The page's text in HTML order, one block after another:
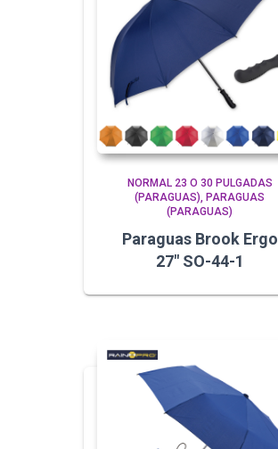
NORMAL 23 O 30 PULGADAS
(PARAGUAS)
PARAGUAS
(PARAGUAS)
Paraguas Brook Ergo
27″ SO-44-1